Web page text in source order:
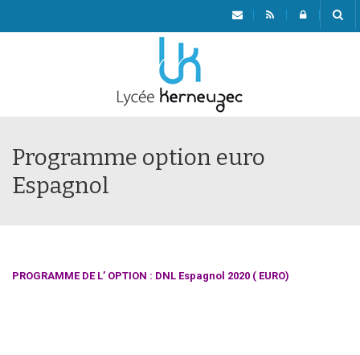
Programme option euro
Espagnol
PROGRAMME DE L’ OPTION : DNL Espagnol 2020 ( EURO)